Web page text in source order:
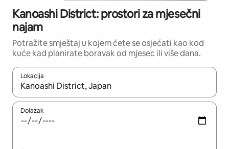
Kanoashi District: prostori za mjesečni
najam
Potražite smještaj u kojem ćete se osjećati kao kod
kuće kad planirate boravak od mjesec ili više dana.
Lokacija
Kada budu dostupni rezultati, moći ćete ih pregledati
Dolazak